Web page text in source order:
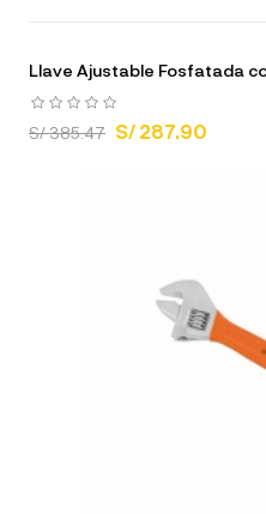
Llave Ajustable Fosfatada
S/ 385.47 S/ 287.90